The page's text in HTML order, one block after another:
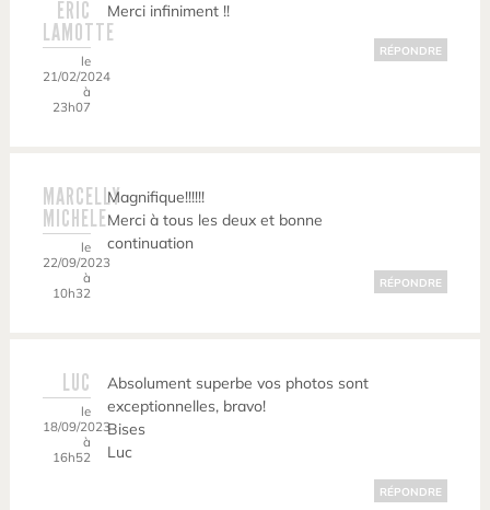
ERIC
LAMOTTE
le
21/02/2024
à
23h07
Merci infiniment !!
RÉPONDRE
MARCELLY
MICHELE
le
22/09/2023
à
10h32
Magnifique!!!!!!
Merci à tous les deux et bonne
continuation
RÉPONDRE
LUC
le
18/09/2023
à
16h52
Absolument superbe vos photos sont
exceptionnelles, bravo!
Bises
Luc
RÉPONDRE